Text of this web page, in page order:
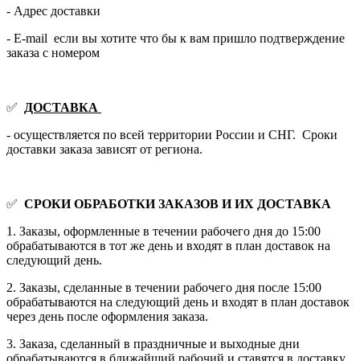
- Адрес доставки
- E-mail если вы хотите что бы к вам пришло подтверждение
заказа с номером
✅
ДОСТАВКА
- осуществляется по всей территории России и СНГ. Сроки
доставки заказа зависят от региона.
✅ СРОКИ ОБРАБОТКИ ЗАКАЗОВ И ИХ ДОСТАВКА
1. Заказы, оформленные в течении рабочего дня до 15:00
обрабатываются в тот же день и входят в план доставок на
следующий день.
2. Заказы, сделанные в течении рабочего дня после 15:00
обрабатываются на следующий день и входят в план доставок
через день после оформления заказа.
3. Заказа, сделанный в праздничные и выходные дни
обрабатываются в ближайший рабочий и ставятся в доставку